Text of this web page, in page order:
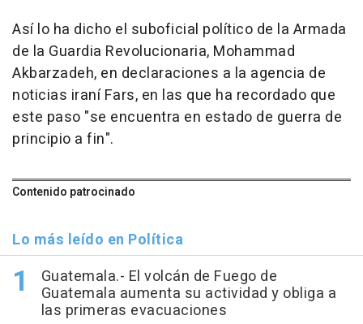
Así lo ha dicho el suboficial político de la Armada
de la Guardia Revolucionaria, Mohammad
Akbarzadeh, en declaraciones a la agencia de
noticias iraní Fars, en las que ha recordado que
este paso "se encuentra en estado de guerra de
principio a fin".
Contenido patrocinado
Lo más leído en Política
Guatemala.- El volcán de Fuego de
Guatemala aumenta su actividad y obliga a
las primeras evacuaciones